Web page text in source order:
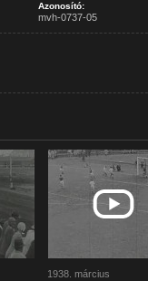
Azonosító:
mvh-0737-05
1938. március